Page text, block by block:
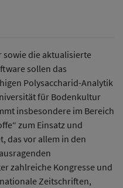
die aktualisierte
sollen das
Polysaccharid-Analytik
für Bodenkultur
insbesondere im Bereich
zum Einsatz und
das vor allem in den
zahlreiche Kongresse und
Zeitschriften,